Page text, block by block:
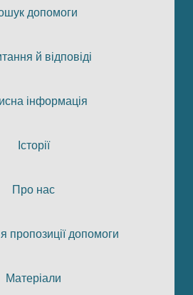
допомоги
й відповіді
інформація
Історії
Про нас
пропозиції допомоги
Матеріали